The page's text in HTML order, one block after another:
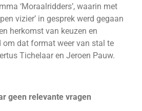
‘Moraalridders’, waarin met
vizier’ in gesprek werd gegaan
herkomst van keuzen en
om dat format weer van stal te
Tichelaar en Jeroen Pauw.
geen relevante vragen